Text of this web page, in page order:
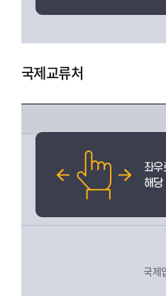
국제교류처
국
국제